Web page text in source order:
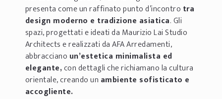
presenta come un raffinato punto d’incontro tra
design moderno e tradizione asiatica. Gli
spazi, progettati e ideati da Maurizio Lai Studio
Architects e realizzati da AFA Arredamenti,
abbracciano un’estetica minimalista ed
elegante,con dettagli che richiamano la cultura
orientale, creando un ambiente sofisticato e
accogliente.